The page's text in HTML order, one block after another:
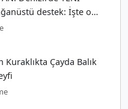
destek: İşte o
Kuraklıkta Çayda Balık